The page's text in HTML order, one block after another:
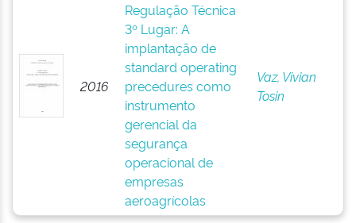
2016
Regulação Técnica
3º Lugar: A
implantação de
standard operating
precedures como
instrumento
gerencial da
segurança
operacional de
empresas
aeroagrícolas
Vaz, Vivian
Tosin